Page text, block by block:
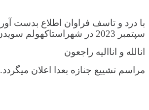
سپتمبر 2023 در شهراستاکهولم سویدن داعی اجل را لبیک گفته دیده ازجهان فروبستند.
انالله و اناالیه راجعون
مراسم تشییع جنازه بعدا اعلان میگردد.